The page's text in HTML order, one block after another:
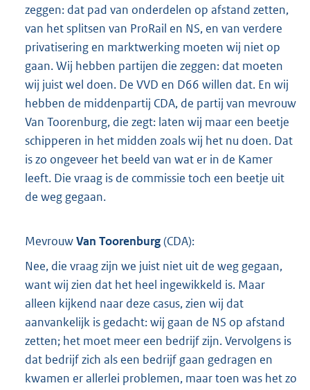
zeggen: dat pad van onderdelen op afstand zetten,
van het splitsen van ProRail en NS, en van verdere
privatisering en marktwerking moeten wij niet op
gaan. Wij hebben partijen die zeggen: dat moeten
wij juist wel doen. De VVD en D66 willen dat. En wij
hebben de middenpartij CDA, de partij van mevrouw
Van Toorenburg, die zegt: laten wij maar een beetje
schipperen in het midden zoals wij het nu doen. Dat
is zo ongeveer het beeld van wat er in de Kamer
leeft. Die vraag is de commissie toch een beetje uit
de weg gegaan.
MevrouwVan Toorenburg(CDA):
Nee, die vraag zijn we juist niet uit de weg gegaan,
want wij zien dat het heel ingewikkeld is. Maar
alleen kijkend naar deze casus, zien wij dat
aanvankelijk is gedacht: wij gaan de NS op afstand
zetten; het moet meer een bedrijf zijn. Vervolgens is
dat bedrijf zich als een bedrijf gaan gedragen en
kwamen er allerlei problemen, maar toen was het zo